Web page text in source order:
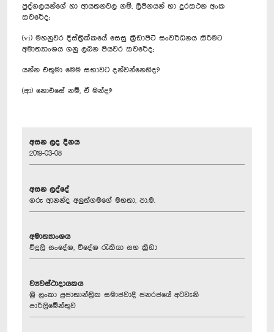
පුද්ගලයන්ගේ හා ආයතනවල නම්, ලිපිනයන් හා දුරකථන අංක
කවරේද;
(vi) මහනුවර දිස්ත්‍රික්කයේ සෙසු ක්‍රීඩාපිටි සංවර්ධනය කිරීමට
අමාත්‍යාංශය ගනු ලබන පියවර කවරේද;
යන්න එතුමා මෙම සභාවට දන්වන්නෙහිද?
(ආ) නොඑසේ නම්, ඒ මන්ද?
අසන ලද දිනය
2019-03-08
අසන ලද්දේ
ගරු ආනන්ද අලුත්ගමගේ මහතා, පා.ම.
අමාත්‍යාංශය
විදුලි සංදේශ, වි‍දේශ රැකියා සහ ක්‍රීඩා
ව්‍යවස්ථාදායකය
ශ්‍රී ලංකා ප්‍රජාතාන්ත්‍රික සමාජවාදී ජනරජයේ අටවැනි
පාර්ලිමේන්තුව